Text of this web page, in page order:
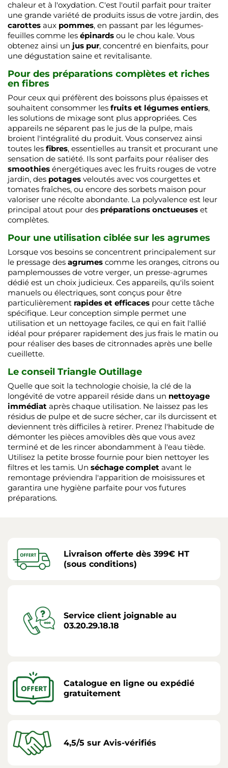
chaleur et à l'oxydation. C'est l'outil parfait pour traiter
une grande variété de produits issus de votre jardin, des
carottes aux pommes, en passant par les légumes-
feuilles comme les épinards ou le chou kale. Vous
obtenez ainsi un jus pur, concentré en bienfaits, pour
une dégustation saine et revitalisante.
Pour des préparations complètes et riches
en fibres
Pour ceux qui préfèrent des boissons plus épaisses et
souhaitent consommer les fruits et légumes entiers,
les solutions de mixage sont plus appropriées. Ces
appareils ne séparent pas le jus de la pulpe, mais
broient l'intégralité du produit. Vous conservez ainsi
toutes les fibres, essentielles au transit et procurant une
sensation de satiété. Ils sont parfaits pour réaliser des
smoothies énergétiques avec les fruits rouges de votre
jardin, des potages veloutés avec vos courgettes et
tomates fraîches, ou encore des sorbets maison pour
valoriser une récolte abondante. La polyvalence est leur
principal atout pour des préparations onctueuses et
complètes.
Pour une utilisation ciblée sur les agrumes
Lorsque vos besoins se concentrent principalement sur
le pressage des agrumes comme les oranges, citrons ou
pamplemousses de votre verger, un presse-agrumes
dédié est un choix judicieux. Ces appareils, qu'ils soient
manuels ou électriques, sont conçus pour être
particulièrement rapides et efficaces pour cette tâche
spécifique. Leur conception simple permet une
utilisation et un nettoyage faciles, ce qui en fait l'allié
idéal pour préparer rapidement des jus frais le matin ou
pour réaliser des bases de citronnades après une belle
cueillette.
Le conseil Triangle Outillage
Quelle que soit la technologie choisie, la clé de la
longévité de votre appareil réside dans un nettoyage
immédiat après chaque utilisation. Ne laissez pas les
résidus de pulpe et de sucre sécher, car ils durcissent et
deviennent très difficiles à retirer. Prenez l'habitude de
démonter les pièces amovibles dès que vous avez
terminé et de les rincer abondamment à l'eau tiède.
Utilisez la petite brosse fournie pour bien nettoyer les
filtres et les tamis. Un séchage complet avant le
remontage préviendra l'apparition de moisissures et
garantira une hygiène parfaite pour vos futures
préparations.
Livraison offerte dès 399€ HT
(sous conditions)
Service client joignable au
03.20.29.18.18
Catalogue en ligne ou expédié
gratuitement
4,5/5 sur Avis-vérifiés